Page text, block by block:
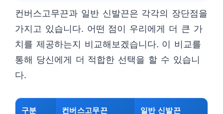
컨버스고무끈과 일반 신발끈은 각각의 장단점을
가지고 있습니다. 어떤 점이 우리에게 더 큰 가
치를 제공하는지 비교해보겠습니다. 이 비교를
통해 당신에게 더 적합한 선택을 할 수 있습니
다.
구분 컨버스고무끈 일반 신발끈